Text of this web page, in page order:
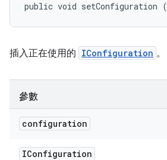
public void setConfiguration (
插入正在使用的 IConfiguration 。
參數
configuration
IConfiguration